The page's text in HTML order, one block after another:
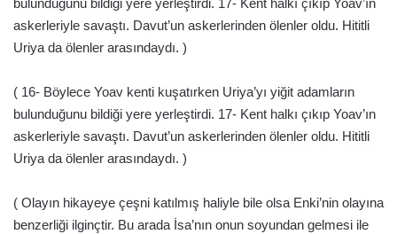
bulunduğunu bildiği yere yerleştirdi. 17- Kent halkı çıkıp Yoav’ın
askerleriyle savaştı. Davut’un askerlerinden ölenler oldu. Hititli
Uriya da ölenler arasındaydı. )
( 16- Böylece Yoav kenti kuşatırken Uriya’yı yiğit adamların
bulunduğunu bildiği yere yerleştirdi. 17- Kent halkı çıkıp Yoav’ın
askerleriyle savaştı. Davut’un askerlerinden ölenler oldu. Hititli
Uriya da ölenler arasındaydı. )
( Olayın hikayeye çeşni katılmış haliyle bile olsa Enki’nin olayına
benzerliği ilginçtir. Bu arada İsa’nın onun soyundan gelmesi ile